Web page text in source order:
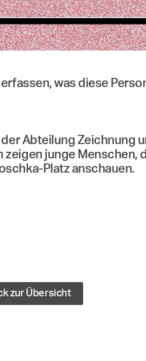
was diese
Abteilung Zeichnung
junge Menschen,
Platz anschauen.
zur Übersicht